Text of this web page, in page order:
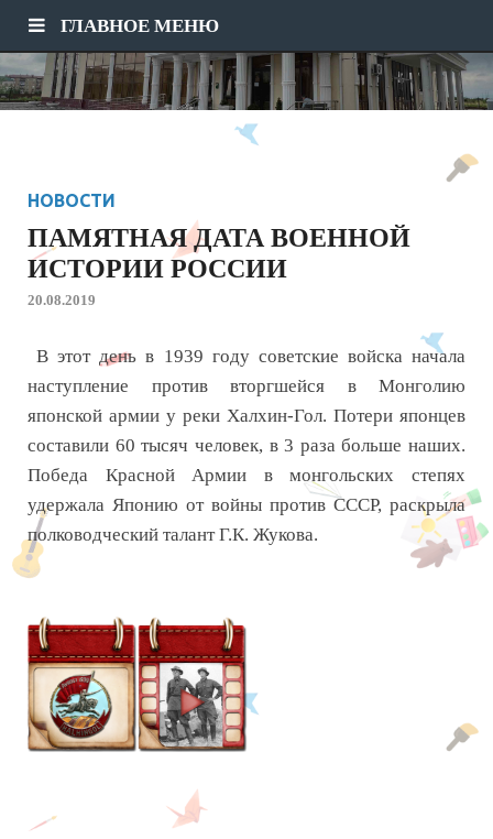
ГЛАВНОЕ МЕНЮ
НОВОСТИ
ПАМЯТНАЯ ДАТА ВОЕННОЙ
ИСТОРИИ РОССИИ
20.08.2019
В этот день в 1939 году советские войска начала
наступление против вторгшейся в Монголию
японской армии у реки Халхин-Гол. Потери японцев
составили 60 тысяч человек, в 3 раза больше наших.
Победа Красной Армии в монгольских степях
удержала Японию от войны против СССР, раскрыла
полководческий талант Г.К. Жукова.